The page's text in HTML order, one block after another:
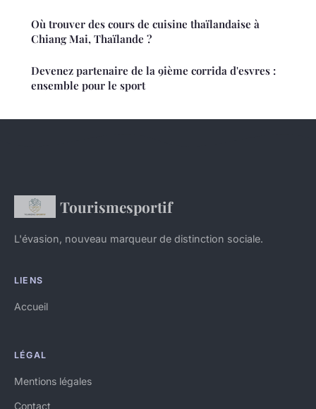
Où trouver des cours de cuisine thaïlandaise à
Chiang Mai, Thaïlande ?
Devenez partenaire de la 9ième corrida d'esvres :
ensemble pour le sport
Tourismesportif
L'évasion, nouveau marqueur de distinction sociale.
LIENS
Accueil
LÉGAL
Mentions légales
Contact